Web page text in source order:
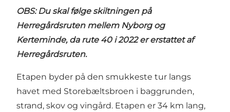
OBS: Du skal følge skiltningen på
Herregårdsruten mellem Nyborg og
Kerteminde, da rute 40 i 2022 er erstattet af
Herregårdsruten.
Etapen byder på den smukkeste tur langs
havet med Storebæltsbroen i baggrunden,
strand, skov og vingård. Etapen er 34 km lang,